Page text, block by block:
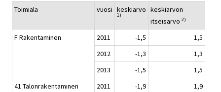
Toimiala vuosi keskiarvo
1)
keskiarvon
itseisarvo 2)
F Rakentaminen 2011 -1,5
1,5
2012
-1,3
1,3
2013
-1,5
1,5
41 Talonrakentaminen
2011 -1,9
1,9